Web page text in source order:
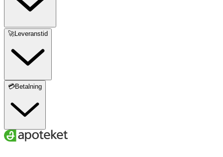
🚀Leveranstid
💳Betalning